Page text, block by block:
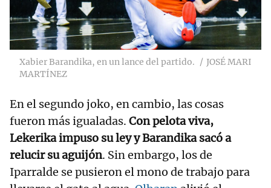
Xabier Barandika, en un lance del partido.
JOSÉ MARI
MARTÍNEZ
En el segundo joko, en cambio, las cosas
fueron más igualadas. Con pelota viva,
Lekerika impuso su ley y Barandika sacó a
relucir su aguijón. Sin embargo, los de
Iparralde se pusieron el mono de trabajo para